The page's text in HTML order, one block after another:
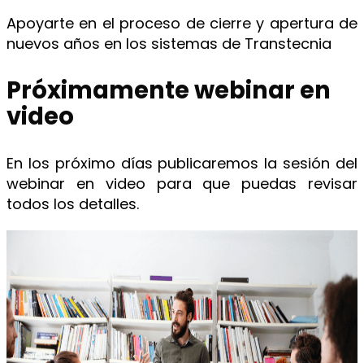
Apoyarte en el proceso de cierre y apertura de
nuevos años en los sistemas de Transtecnia
Próximamente webinar en
video
En los próximo días publicaremos la sesión del
webinar en video para que puedas revisar
todos los detalles.